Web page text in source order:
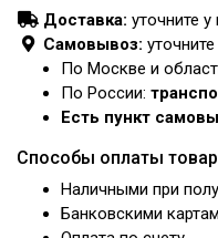
Доставка: уточните
Самовывоз:
По Москве и
По России:
Есть пункт
Способы оплаты
Наличными при
Банковскими